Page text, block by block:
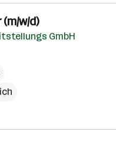
w/d)
GmbH